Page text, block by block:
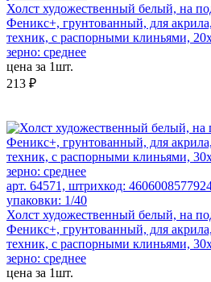
Холст художественный белый, на
Феникс+, грунтованный, для
техник, с распорными клиньями,
зерно: среднее
цена за 1шт.
213 ₽
арт. 64571, штрихкод:
упаковки: 1/40
Холст художественный белый, на
Феникс+, грунтованный, для
техник, с распорными клиньями,
зерно: среднее
цена за 1шт.